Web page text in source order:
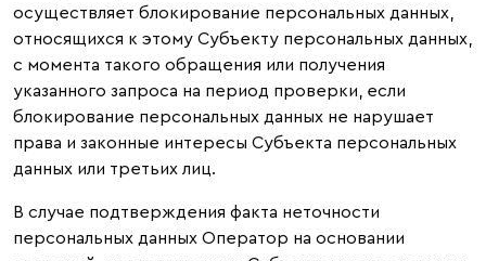
осуществляет блокирование персональных данных,
относящихся к этому Субъекту персональных данных,
с момента такого обращения или получения
указанного запроса на период проверки, если
блокирование персональных данных не нарушает
права и законные интересы Субъекта персональных
данных или третьих лиц.
В случае подтверждения факта неточности
персональных данных Оператор на основании